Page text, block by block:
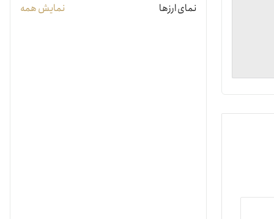
نمای ارزها نمایش همه